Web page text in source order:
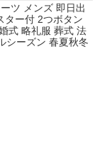
ツ メンズ 即日出
ター付 2つボタン
式 略礼服 葬式 法
シーズン 春夏秋冬